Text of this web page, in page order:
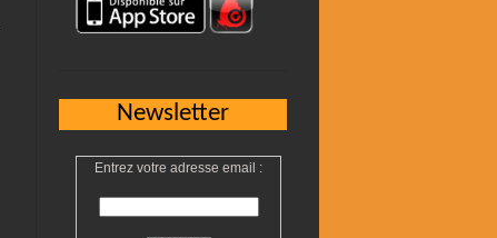
Newsletter
Entrez votre adresse email :